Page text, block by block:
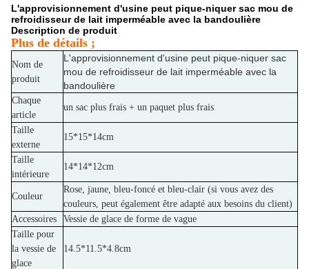
L'approvisionnement d'usine peut pique-niquer sac mou de
refroidisseur de lait imperméable avec la bandoulière
Description de produit
Plus de détails ;
Nom de
produit
L'approvisionnement d'usine peut pique-niquer sac
mou de refroidisseur de lait imperméable avec la
bandoulière
Chaque
article
un sac plus frais + un paquet plus frais
Taille
externe
15*15*14cm
Taille
intérieure
14*14*12cm
Couleur
Rose, jaune, bleu-foncé et bleu-clair (si vous avez des
couleurs, peut également être adapté aux besoins du client)
Accessoires
Vessie de glace de forme de vague
Taille pour
la vessie de
glace
14.5*11.5*4.8cm